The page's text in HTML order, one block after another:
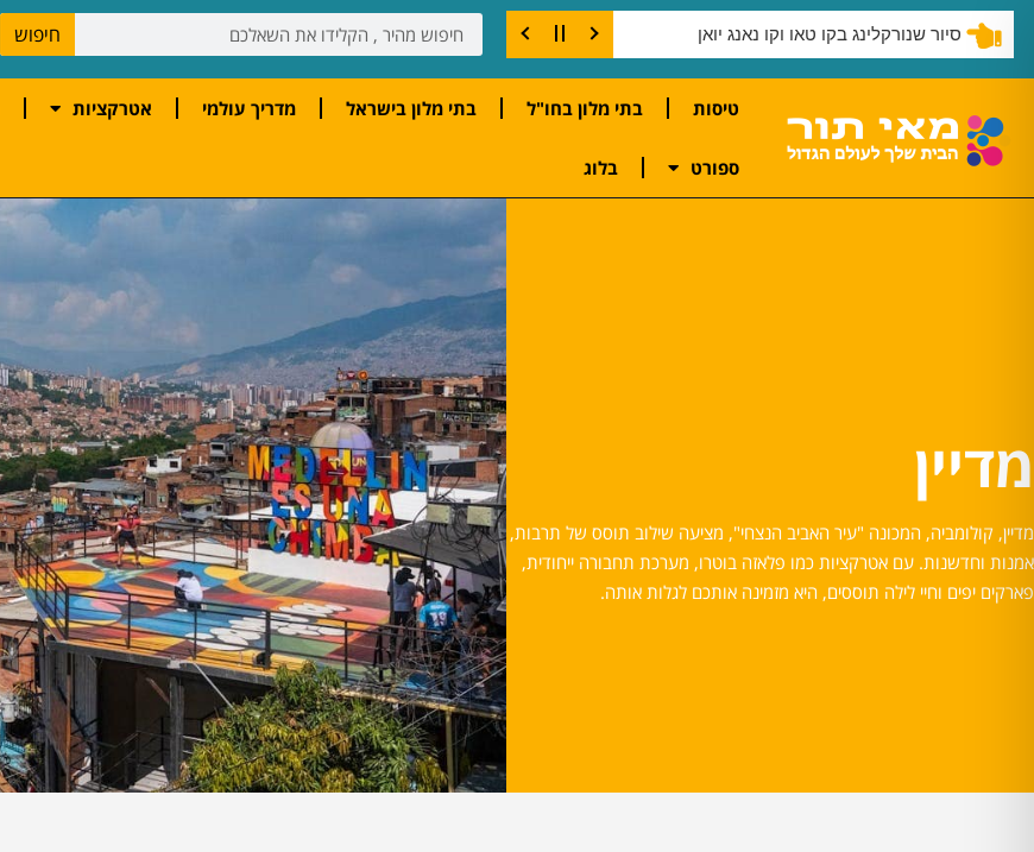
שנורקלינג בצוק קו טאו חיפוש
טיסות בתי מלון בחו"ל בתי מלון בישראל מדריך עולמי אטרקציות
ספורט בלוג
מדיין
מדיין, קולומביה, המכונה "עיר האביב הנצחי", מציעה שילוב תוסס של תרבות,
אמנות וחדשנות. עם אטרקציות כמו פלאזה בוטרו, מערכת תחבורה ייחודית,
פארקים יפים וחיי לילה תוססים, היא מזמינה אותכם לגלות אותה.